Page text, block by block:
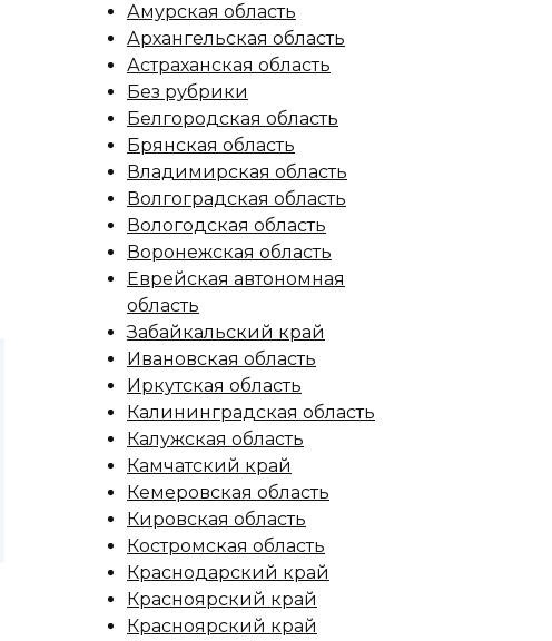
Амурская область
Архангельская область
Астраханская область
Без рубрики
Белгородская область
Брянская область
Владимирская область
Волгоградская область
Вологодская область
Воронежская область
Еврейская автономная
область
Забайкальский край
Ивановская область
Иркутская область
Калининградская область
Калужская область
Камчатский край
Кемеровская область
Кировская область
Костромская область
Краснодарский край
Красноярский край
Красноярский край